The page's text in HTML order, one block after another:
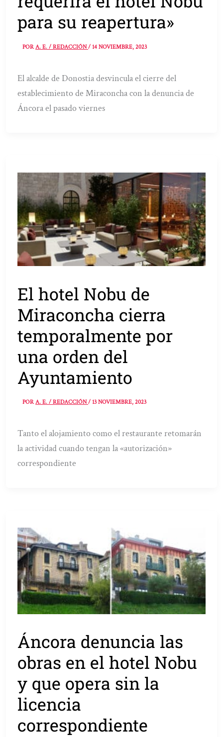
para su reapertura»
PORA. E. / REDACCIÓN/14 NOVIEMBRE, 2023
El alcalde de Donostia desvincula el cierre del
establecimiento de Miraconcha con la denuncia de
Áncora el pasado viernes
El hotel Nobu de
Miraconcha cierra
temporalmente por
una orden del
Ayuntamiento
PORA. E. / REDACCIÓN/13 NOVIEMBRE, 2023
Tanto el alojamiento como el restaurante retomarán
la actividad cuando tengan la «autorización»
correspondiente
Áncora denuncia las
obras en el hotel Nobu
y que opera sin la
licencia
correspondiente